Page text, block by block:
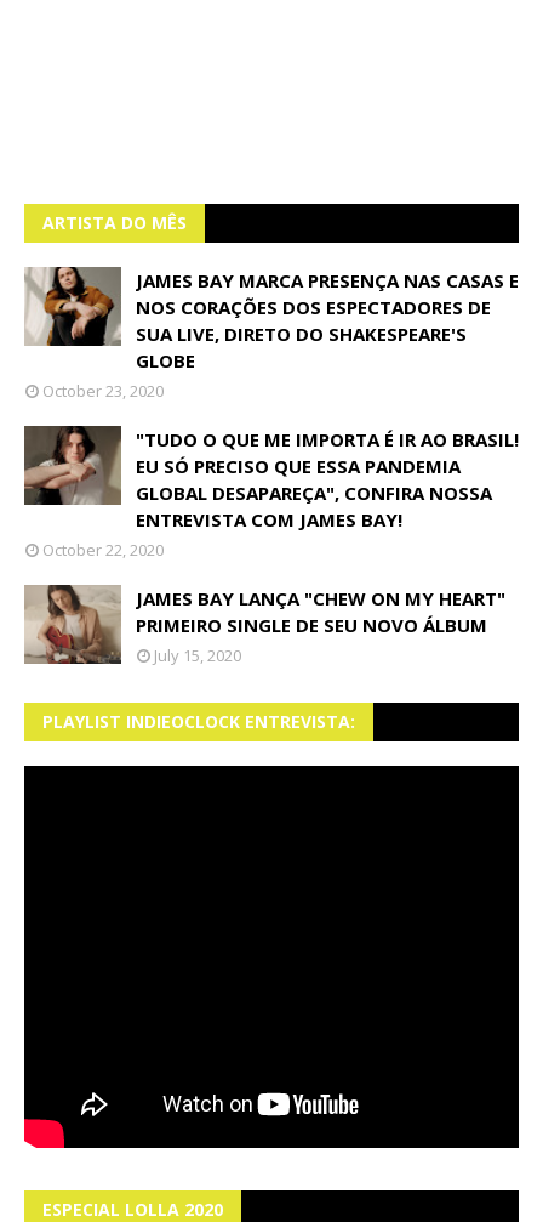
ARTISTA DO MÊS
JAMES BAY MARCA PRESENÇA NAS CASAS E
NOS CORAÇÕES DOS ESPECTADORES DE
SUA LIVE, DIRETO DO SHAKESPEARE'S
GLOBE
October 23, 2020
"TUDO O QUE ME IMPORTA É IR AO BRASIL!
EU SÓ PRECISO QUE ESSA PANDEMIA
GLOBAL DESAPAREÇA", CONFIRA NOSSA
ENTREVISTA COM JAMES BAY!
October 22, 2020
JAMES BAY LANÇA "CHEW ON MY HEART"
PRIMEIRO SINGLE DE SEU NOVO ÁLBUM
July 15, 2020
PLAYLIST INDIEOCLOCK ENTREVISTA:
ESPECIAL LOLLA 2020